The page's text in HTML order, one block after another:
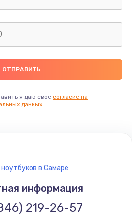
я даю свое согласие на
данных.
в Самаре
информация
219-26-57